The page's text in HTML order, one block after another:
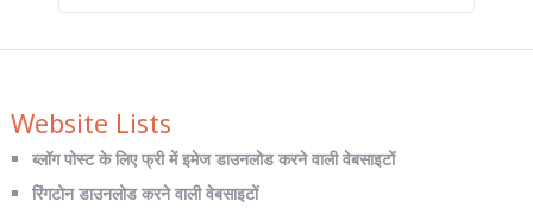
Website Lists
ब्लॉग पोस्ट के लिए फ्री में इमेज डाउनलोड करने वाली वेबसाइटों
रिंगटोन डाउनलोड करने वाली वेबसाइटों